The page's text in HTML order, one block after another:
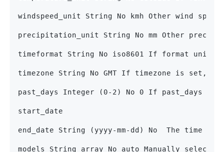
windspeed_unit String No kmh Other wind
precipitation_unit String No mm Other
timeformat String No iso8601 If format
timezone String No GMT If timezone is set,
past_days Integer (0-2) No 0 If past_days is
start_date
end_date String (yyyy-mm-dd) No  The time
models String array No auto Manually select